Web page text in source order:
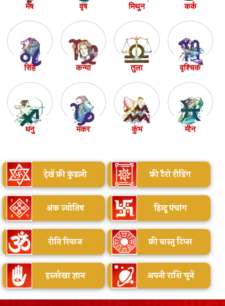
मेष वृष मिथुन कर्क
सिंह कन्या तुला वृश्चिक
धनु मकर कुंभ मीन
देखें फ्री कुंडली फ्री टैरो रीडिंग
अंक ज्योतिष हिन्दू पंचांग
रीति रिवाज फ्री वास्तु टिप्स
हस्तरेखा ज्ञान अपनी राशि चुनें